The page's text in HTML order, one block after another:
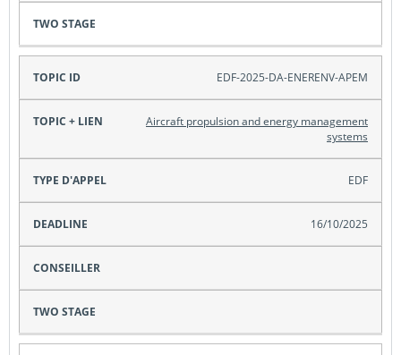
EDF-2025-DA-ENERENV-APEM
Aircraft propulsion and energy management
systems
EDF
16/10/2025